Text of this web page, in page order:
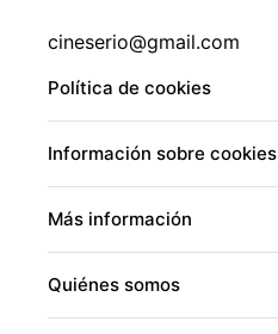
cineserio@gmail.com
Política de cookies
Información sobre cookies
Más información
Quiénes somos